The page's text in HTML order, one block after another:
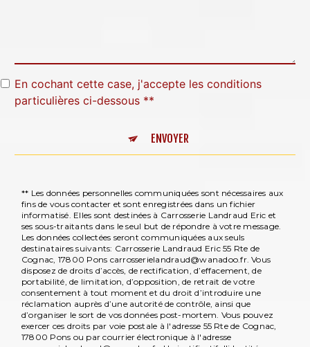
En cochant cette case, j'accepte les conditions
particulières ci-dessous **
ENVOYER
** Les données personnelles communiquées sont nécessaires aux
fins de vous contacter et sont enregistrées dans un fichier
informatisé. Elles sont destinées à Carrosserie Landraud Eric et
ses sous-traitants dans le seul but de répondre à votre message.
Les données collectées seront communiquées aux seuls
destinataires suivants: Carrosserie Landraud Eric 55 Rte de
Cognac, 17800 Pons carrosserielandraud@wanadoo.fr. Vous
disposez de droits d’accès, de rectification, d’effacement, de
portabilité, de limitation, d’opposition, de retrait de votre
consentement à tout moment et du droit d’introduire une
réclamation auprès d’une autorité de contrôle, ainsi que
d’organiser le sort de vos données post-mortem. Vous pouvez
exercer ces droits par voie postale à l'adresse 55 Rte de Cognac,
17800 Pons ou par courrier électronique à l'adresse